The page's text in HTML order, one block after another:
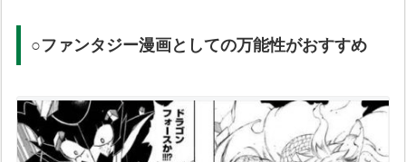
○ファンタジー漫画としての万能性がおすすめ